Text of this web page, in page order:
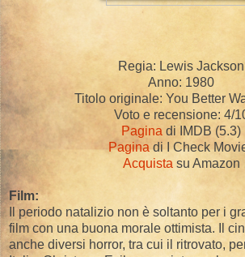
Regia: Lewis Jackson
Anno: 1980
Titolo originale: You Better
Voto e recensione: 4/
Pagina di IMDB (5.3)
Paginadi I Check
Acquista su Amazon
Film:
Il periodo natalizio non è soltanto per i
film con una buona morale ottimista. Il
anche diversi horror, tra cui il ritrovato,